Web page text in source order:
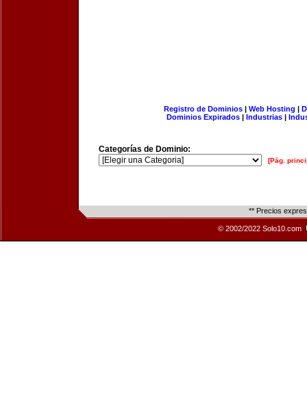
Registro de Dominios| Web Hosting |
Dominios Expirados | Industrias |
Categorías de Dominio:
[Pág.
** Precios
© 2002/2022 Solo10.com